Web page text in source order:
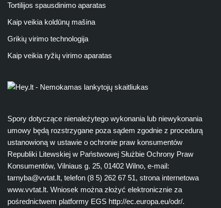
Tortilijos spausdinimo aparatas
Kaip veikia koldūnų mašina
Grikių virimo technologija
Kaip veikia ryžių virimo aparatas
Spory dotyczące nienależytego wykonania lub niewykonania
umowy będą rozstrzygane poza sądem zgodnie z procedurą
ustanowioną w ustawie o ochronie praw konsumentów
Republiki Litewskiej w Państwowej Służbie Ochrony Praw
Konsumentów, Vilniaus g. 25, 01402 Wilno, e-mail:
tarnyba@vvtat.lt, telefon (8 5) 262 67 51, strona internetowa
www.vvtat.lt. Wniosek można złożyć elektronicznie za
pośrednictwem platformy EGS http://ec.europa.eu/odr/.